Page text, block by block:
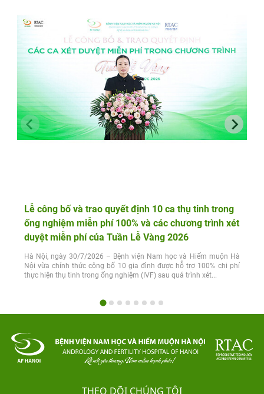
Lễ công bố và trao quyết định 10 ca thụ tinh trong
ống nghiệm miễn phí 100% và các chương trình xét
duyệt miễn phí của Tuần Lễ Vàng 2026
Hà Nội, ngày 30/7/2026 – Bệnh viện Nam học và Hiếm muộn Hà
Nội vừa chính thức công bố 10 gia đình được hỗ trợ 100% chi phí
thực hiện thụ tinh trong ống nghiệm (IVF) sau quá trình xét...
THEO DÕI CHÚNG TÔI